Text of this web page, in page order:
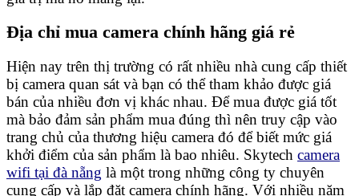
Địa chỉ mua camera chính hãng giá rẻ
Hiện nay trên thị trường có rất nhiều nhà cung cấp thiết
bị camera quan sát và bạn có thể tham khảo được giá
bán của nhiều đơn vị khác nhau. Để mua được giá tốt
mà bảo đảm sản phẩm mua đúng thì nên truy cập vào
trang chủ của thương hiệu camera đó để biết mức giá
khởi điểm của sản phẩm là bao nhiêu. Skytech camera
wifi tại đà nẵng là một trong những công ty chuyên
cung cấp và lắp đặt camera chính hãng. Với nhiều năm